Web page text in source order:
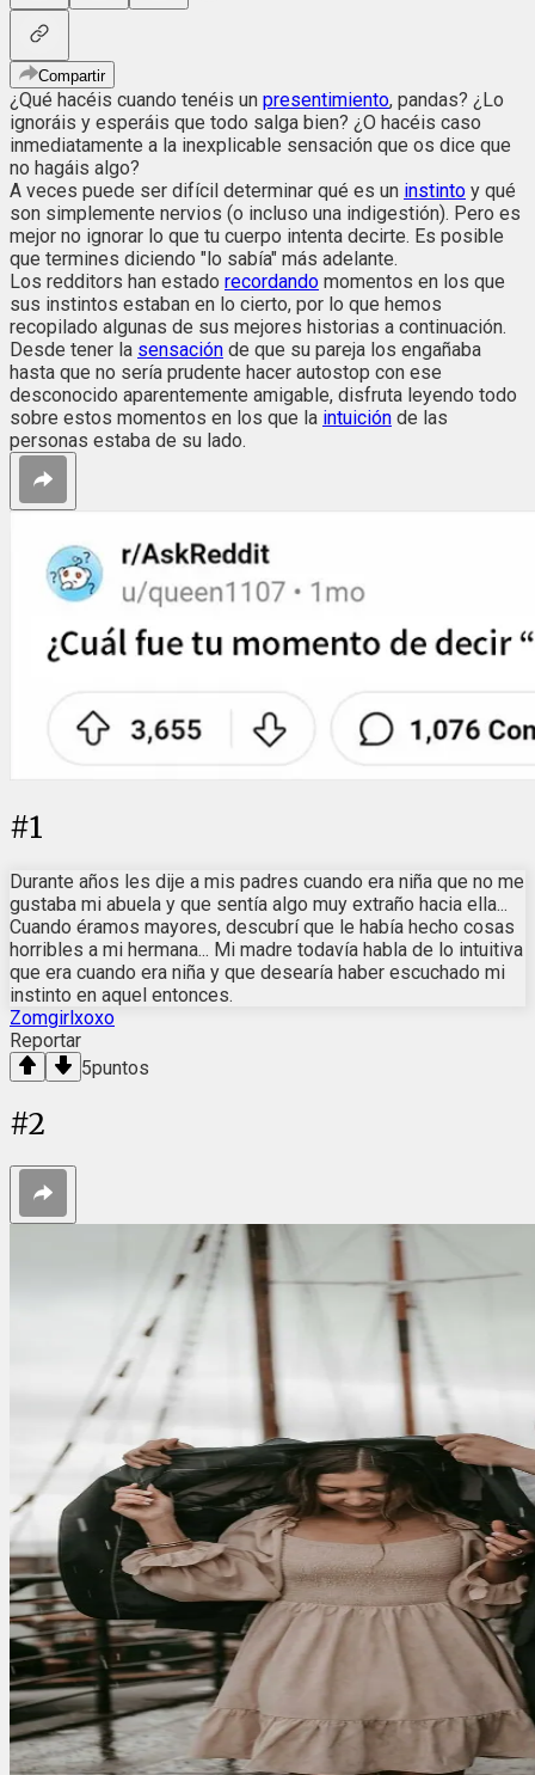
Compartir
¿Qué hacéis cuando tenéis un presentimiento, pandas? ¿Lo
ignoráis y esperáis que todo salga bien? ¿O hacéis caso
inmediatamente a la inexplicable sensación que os dice que
no hagáis algo?
A veces puede ser difícil determinar qué es un instinto y qué
son simplemente nervios (o incluso una indigestión). Pero es
mejor no ignorar lo que tu cuerpo intenta decirte. Es posible
que termines diciendo "lo sabía" más adelante.
Los redditors han estado recordando momentos en los que
sus instintos estaban en lo cierto, por lo que hemos
recopilado algunas de sus mejores historias a continuación.
Desde tener la sensación de que su pareja los engañaba
hasta que no sería prudente hacer autostop con ese
desconocido aparentemente amigable, disfruta leyendo todo
sobre estos momentos en los que la intuición de las
personas estaba de su lado.
#1
Durante años les dije a mis padres cuando era niña que no me
gustaba mi abuela y que sentía algo muy extraño hacia ella...
Cuando éramos mayores, descubrí que le había hecho cosas
horribles a mi hermana... Mi madre todavía habla de lo intuitiva
que era cuando era niña y que desearía haber escuchado mi
instinto en aquel entonces.
Zomgirlxoxo
Reportar
5puntos
#2